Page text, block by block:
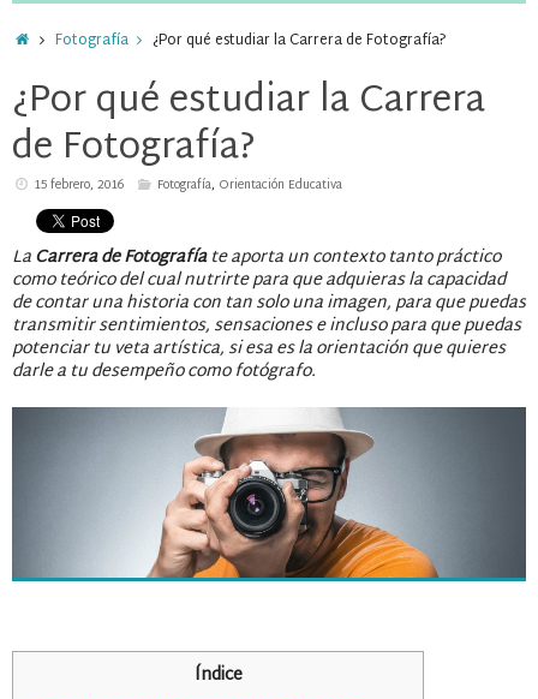
Fotografía ¿Por qué estudiar la Carrera de Fotografía?
¿Por qué estudiar la Carrera
de Fotografía?
15 febrero, 2016 Fotografía, Orientación Educativa
LaCarrera de Fotografíate aporta un contexto tanto práctico
como teórico del cual nutrirte para que adquieras la capacidad
de contar una historia con tan solo una imagen, para que puedas
transmitir sentimientos, sensaciones e incluso para que puedas
potenciar tu veta artística, si esa es la orientación que quieres
darle a tu desempeño como fotógrafo.
Índice